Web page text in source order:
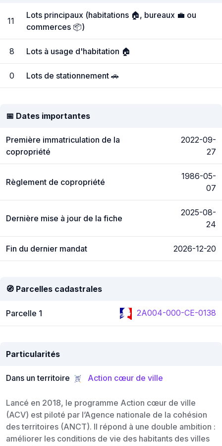
11
Lots principaux (habitations 🏠, bureaux 💼 ou
commerces 📦)
8 Lots à usage d'habitation 🏠
0 Lots de stationnement 🚗
📅 Dates importantes
Première immatriculation de la
copropriété
2022-09-
27
Règlement de copropriété
1986-05-
07
Dernière mise à jour de la fiche
2025-08-
24
Fin du dernier mandat 2026-12-20
🧭 Parcelles cadastrales
Parcelle 1 2A004-000-CE-0138
Particularités
Dans un territoire Action cœur de ville
Lancé en 2018, le programme Action cœur de ville
(ACV) est piloté par l’Agence nationale de la cohésion
des territoires (ANCT). Il répond à une double ambition :
améliorer les conditions de vie des habitants des villes